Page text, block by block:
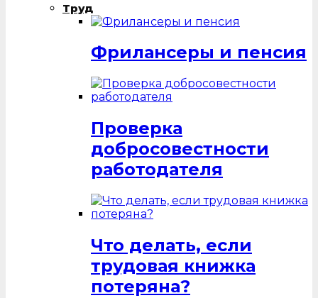
Труд
Фрилансеры и пенсия
Проверка
добросовестности
работодателя
Что делать, если
трудовая книжка
потеряна?